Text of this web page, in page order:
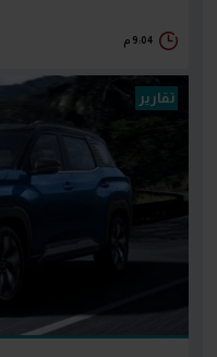
9:04 م
تقارير